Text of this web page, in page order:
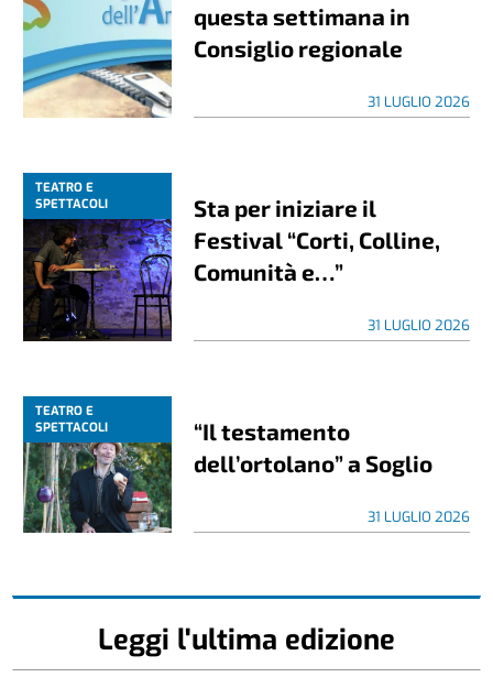
questa settimana in
Consiglio regionale
31 LUGLIO 2026
TEATRO E
SPETTACOLI
Sta per iniziare il
Festival “Corti, Colline,
Comunità e…”
31 LUGLIO 2026
TEATRO E
SPETTACOLI
“Il testamento
dell’ortolano” a Soglio
31 LUGLIO 2026
Leggi l'ultima edizione